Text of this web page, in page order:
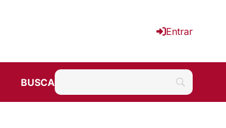
Entrar
BUSCA